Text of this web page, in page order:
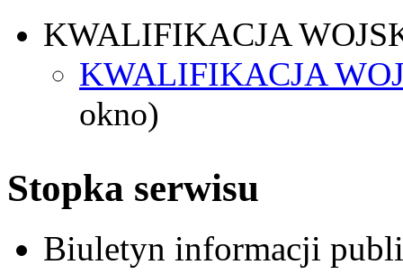
KWALIFIKACJA
KWALIFIKACJA
okno)
Stopka serwisu
Biuletyn informacji